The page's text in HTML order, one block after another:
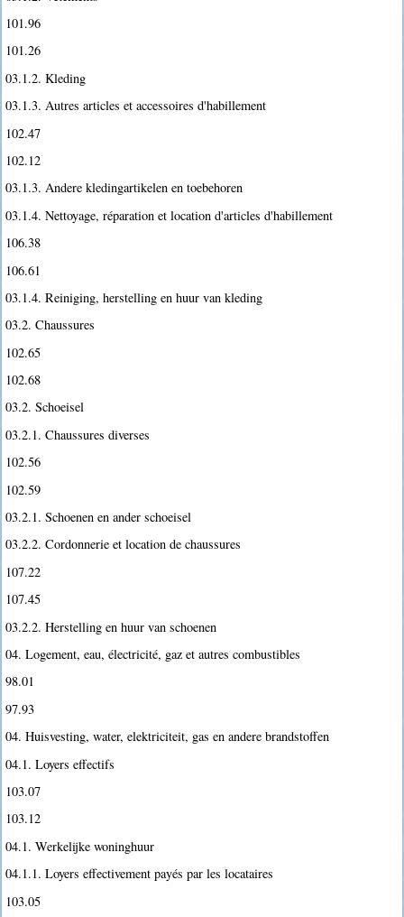
101.96
101.26
03.1.2. Kleding
03.1.3. Autres articles et accessoires d'habillement
102.47
102.12
03.1.3. Andere kledingartikelen en toebehoren
03.1.4. Nettoyage, réparation et location d'articles d'habillement
106.38
106.61
03.1.4. Reiniging, herstelling en huur van kleding
03.2. Chaussures
102.65
102.68
03.2. Schoeisel
03.2.1. Chaussures diverses
102.56
102.59
03.2.1. Schoenen en ander schoeisel
03.2.2. Cordonnerie et location de chaussures
107.22
107.45
03.2.2. Herstelling en huur van schoenen
04. Logement, eau, électricité, gaz et autres combustibles
98.01
97.93
04. Huisvesting, water, elektriciteit, gas en andere brandstoffen
04.1. Loyers effectifs
103.07
103.12
04.1. Werkelijke woninghuur
04.1.1. Loyers effectivement payés par les locataires
103.05